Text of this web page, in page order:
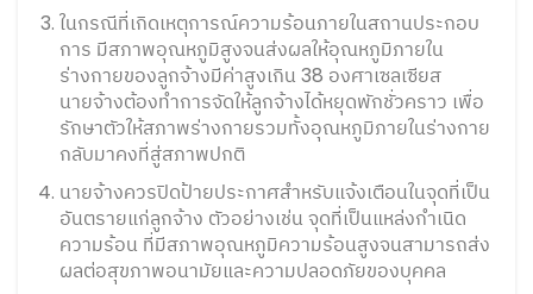
ในกรณีที่เกิดเหตุการณ์ความร้อนภายในสถานประกอบ
การ มีสภาพอุณหภูมิสูงจนส่งผลให้อุณหภูมิภายใน
ร่างกายของลูกจ้างมีค่าสูงเกิน 38 องศาเซลเซียส
นายจ้างต้องทำการจัดให้ลูกจ้างได้หยุดพักชั่วคราว เพื่อ
รักษาตัวให้สภาพร่างกายรวมทั้งอุณหภูมิภายในร่างกาย
กลับมาคงที่สู่สภาพปกติ
นายจ้างควรปิดป้ายประกาศสำหรับแจ้งเตือนในจุดที่เป็น
อันตรายแก่ลูกจ้าง ตัวอย่างเช่น จุดที่เป็นแหล่งกำเนิด
ความร้อน ที่มีสภาพอุณหภูมิความร้อนสูงจนสามารถส่ง
ผลต่อสุขภาพอนามัยและความปลอดภัยของบุคคล